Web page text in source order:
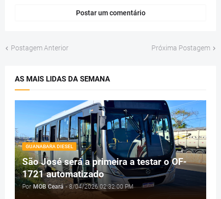
Postar um comentário
Postagem Anterior Próxima Postagem
AS MAIS LIDAS DA SEMANA
GUANABARA DIESEL
São José será a primeira a testar o OF-
1721 automatizado
Por MOB Ceará - 8/04/2026 02:32:00 PM